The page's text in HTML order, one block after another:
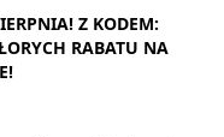
Z KODEM:
RABATU NA